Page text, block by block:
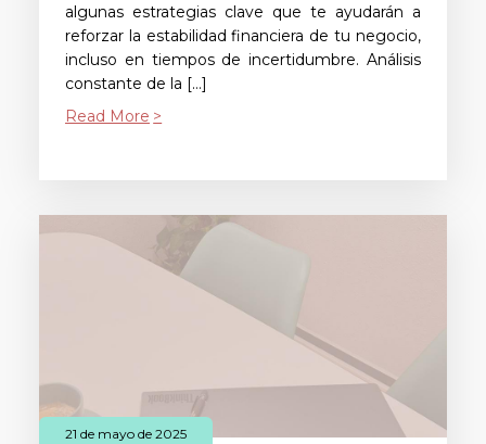
algunas estrategias clave que te ayudarán a
reforzar la estabilidad financiera de tu negocio,
incluso en tiempos de incertidumbre. Análisis
constante de la […]
Read More
21 de mayo de 2025